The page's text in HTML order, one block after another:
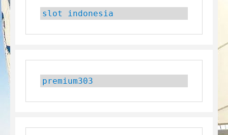
slot indonesia
premium303